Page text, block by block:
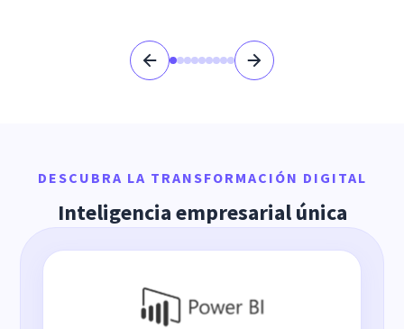
DESCUBRA LA TRANSFORMACIÓN DIGITAL
Inteligencia empresarial única